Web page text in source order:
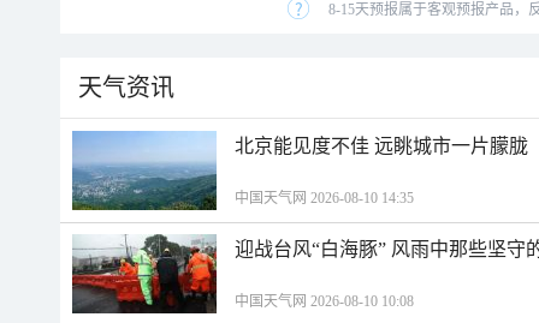
8-15天预报属于客观预报产品，
天气资讯
北京能见度不佳 远眺城市一片朦胧
中国天气网 2026-08-10 14:35
迎战台风“白海豚” 风雨中那些坚守
中国天气网 2026-08-10 10:08